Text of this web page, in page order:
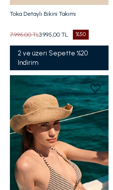
Toka Detaylı Bikini Takımı
7.995,00 TL3.995,00 TL %50
2 ve üzeri Sepette %20
Indirim